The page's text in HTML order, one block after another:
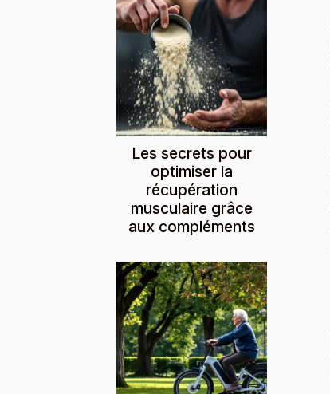
Les secrets pour
optimiser la
récupération
musculaire grâce
aux compléments